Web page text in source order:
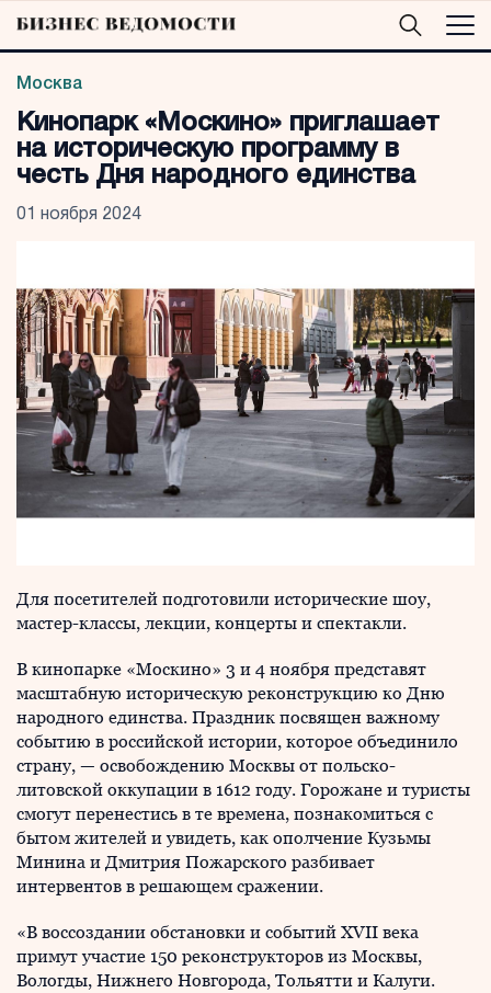
Москва
Кинопарк «Москино» приглашает
на историческую программу в
честь Дня народного единства
01 ноября 2024
Для посетителей подготовили исторические шоу,
мастер-классы, лекции, концерты и спектакли.
В кинопарке «Москино» 3 и 4 ноября представят
масштабную историческую реконструкцию ко Дню
народного единства. Праздник посвящен важному
событию в российской истории, которое объединило
страну, — освобождению Москвы от польско-
литовской оккупации в 1612 году. Горожане и туристы
смогут перенестись в те времена, познакомиться с
бытом жителей и увидеть, как ополчение Кузьмы
Минина и Дмитрия Пожарского разбивает
интервентов в решающем сражении.
«В воссоздании обстановки и событий XVII века
примут участие 150 реконструкторов из Москвы,
Вологды, Нижнего Новгорода, Тольятти и Калуги.